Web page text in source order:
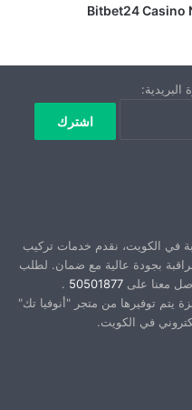
Bitbet24 Casino
البريدية:
في الكويت، نقدم خدمات تركيب
بجودة عالية مع ضمان. لطلب
معنا على50501877
.
يتم توفيرها من متجر "أنوفيا تك"
في الكويت.